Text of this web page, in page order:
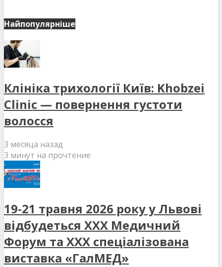
Найпопулярніше
Клініка трихології Київ: Khobzei
Clinic — повернення густоти
волосся
3 месяца назад
3 минут на прочтение
19-21 травня 2026 року у Львові
відбудеться XXX Медичний
Форум та XXX спеціалізована
виставка «ГалМЕД»